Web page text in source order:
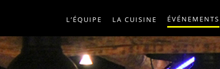
L’ÉQUIPE LA CUISINE ÉVÉNEMENTS